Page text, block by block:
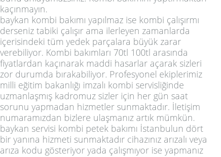
kaçınmayın.
baykan kombi bakımı yapılmaz ise kombi çalışırmı
derseniz tabiki çalışır ama ilerleyen zamanlarda
içerisindeki tüm yedek parçalara büyük zarar
verebiliyor. Kombi bakımları 70tl 100tl arasında
fiyatlardan kaçınarak maddi hasarlar açarak sizleri
zor durumda bırakabiliyor. Profesyonel ekiplerimiz
milli eğitim bakanlığı imzalı kombi servisliğinde
uzmanlaşmış kadromuz sizler için her gün saat
sorunu yapmadan hizmetler sunmaktadır. İletişim
numaramızdan bizlere ulaşmanız artık mümkün.
baykan servisi kombi petek bakımı İstanbulun dört
bir yanına hizmeti sunmaktadır cihazınız arızalı veya
arıza kodu gösteriyor yada çalışmıyor ise yapmanız